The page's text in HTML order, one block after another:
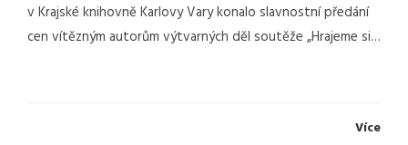
v Krajské knihovně Karlovy Vary konalo slavnostní předání
cen vítězným autorům výtvarných děl soutěže „Hrajeme si…
Více